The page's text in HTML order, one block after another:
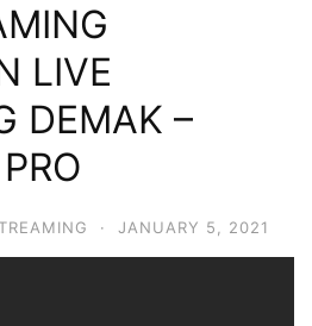
LIVE
DEMAK –
· JANUARY 5, 2021